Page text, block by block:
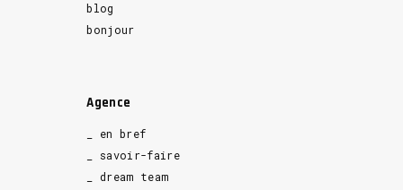
blog
bonjour
Agence
_ en bref
_ savoir-faire
_ dream team